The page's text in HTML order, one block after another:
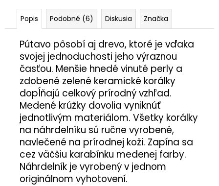
Popis Podobné (6) Diskusia Značka
Pútavo pôsobí aj drevo, ktoré je vďaka
svojej jednoduchosti jeho výraznou
časťou. Menšie hnedé vinuté perly a
zdobené zelené keramické korálky
dopĺňajú celkový prírodný vzhľad.
Medené krúžky dovolia vyniknúť
jednotlivým materiálom. Všetky korálky
na náhrdelníku sú ručne vyrobené,
navlečené na prírodnej koži. Zapína sa
cez väčšiu karabínku medenej farby.
Náhrdelník je vyrobený v jednom
originálnom vyhotovení.